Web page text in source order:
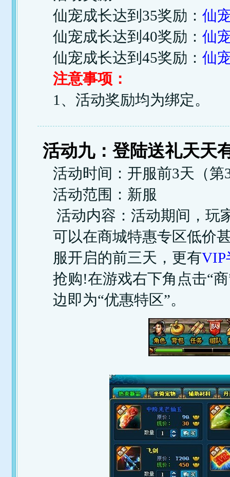
仙宠成长达到35奖励： 仙
仙宠成长达到40奖励： 仙
仙宠成长达到45奖励： 仙
注意事项：
1、活动奖励均为绑定。
活动九：登陆送礼天天
活动时间：开服前3天（第
活动范围：新服
活动内容：活动期间，玩
可以在商城特惠专区低价
服开启的前三天，更有VIP
抢购!在游戏右下角点击“
边即为“优惠特区”。